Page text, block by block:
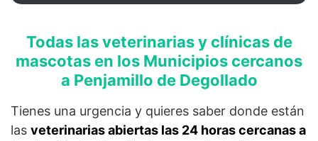
Todas las veterinarias y clínicas de
mascotas en los Municipios cercanos
a Penjamillo de Degollado
Tienes una urgencia y quieres saber donde están
las veterinarias abiertas las 24 horas cercanas a